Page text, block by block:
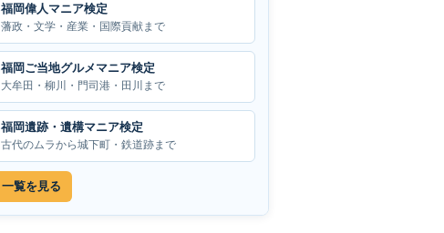
福岡偉人マニア検定
藩政・文学・産業・国際貢献まで
福岡ご当地グルメマニア検定
大牟田・柳川・門司港・田川まで
福岡遺跡・遺構マニア検定
古代のムラから城下町・鉄道跡まで
一覧を見る